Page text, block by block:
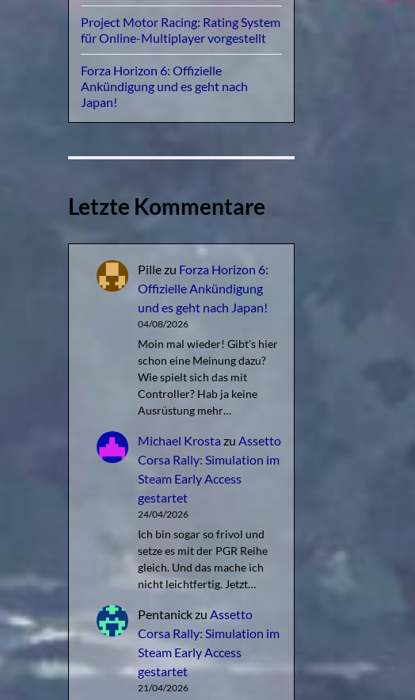
Project Motor Racing: Rating System
für Online-Multiplayer vorgestellt
Forza Horizon 6: Offizielle
Ankündigung und es geht nach
Japan!
Letzte Kommentare
Pillezu Forza Horizon 6:
Offizielle Ankündigung
und es geht nach Japan!
04/08/2026
Moin mal wieder! Gibt's hier
schon eine Meinung dazu?
Wie spielt sich das mit
Controller? Hab ja keine
Ausrüstung mehr…
Michael Krosta zu Assetto
Corsa Rally: Simulation im
Steam Early Access
gestartet
24/04/2026
Ich bin sogar so frivol und
setze es mit der PGR Reihe
gleich. Und das mache ich
nicht leichtfertig. Jetzt…
Pentanickzu Assetto
Corsa Rally: Simulation im
Steam Early Access
gestartet
21/04/2026